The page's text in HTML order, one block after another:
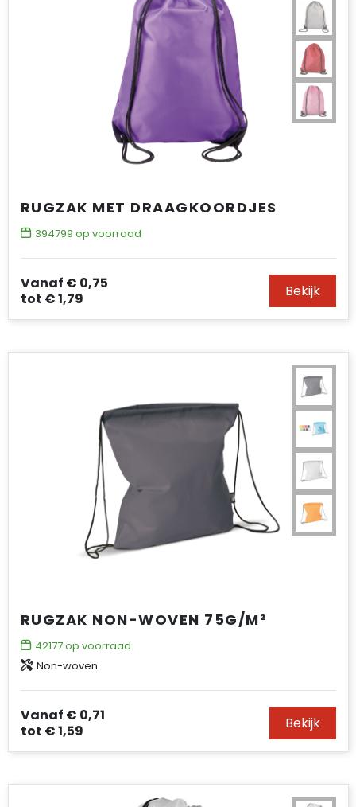
RUGZAK MET DRAAGKOORDJES
394799 op voorraad
Vanaf € 0,75
tot € 1,79 Bekijk
RUGZAK NON-WOVEN 75G/M²
42177op voorraad
Non-woven
Vanaf € 0,71
tot € 1,59 Bekijk